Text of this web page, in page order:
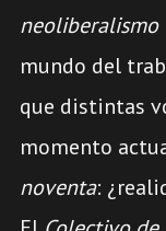
mundo del
que distintas
momento
noventa: